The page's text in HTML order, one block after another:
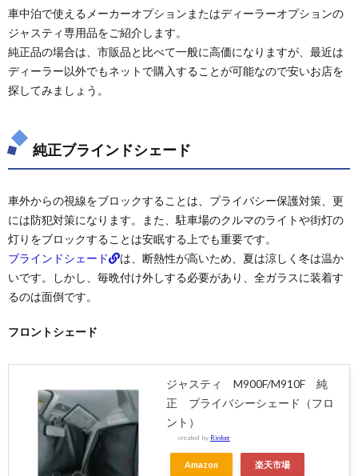
車中泊で使えるメーカーオプションまたはディーラーオプションの
ジャスティ専用品をご紹介します。
純正品の場合は、市販品と比べて一般に高価になりますが、最近は
ディーラー以外でもネットで購入することが可能なので安いお店を
探してみましょう。
純正ブラインドシェード
車外からの視線をブロックすることは、プライバシー保護対策、更
には防犯対策になります。また、駐車場のクルマのライトや街灯の
灯りをブロックすることは安眠する上でも重要です。
ブラインドシェード
は、断熱性が高いため、夏は涼しく冬は温か
いです。しかし、毎晩付け外しする必要があり、全ガラスに装着す
るのは面倒です。
フロントシェード
ジャスティ M900F/M910F 純
正 プライバシーシェード（フロ
ント）
created by Rinker
Amazon 楽天市場